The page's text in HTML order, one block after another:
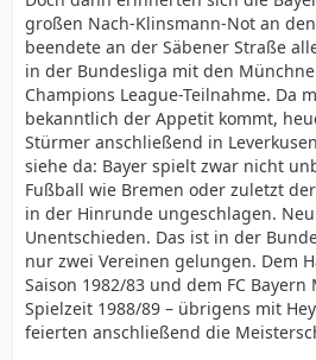
großen Nach-Klinsmann-Not an den
beendete an der Säbener Straße
in der Bundesliga mit den
Champions League-Teilnahme. Da
bekanntlich der Appetit kommt,
Stürmer anschließend in
siehe da: Bayer spielt zwar nicht
Fußball wie Bremen oder zuletzt
in der Hinrunde ungeschlagen.
Unentschieden. Das ist in der
nur zwei Vereinen gelungen. Dem
Saison 1982/83 und dem FC
Spielzeit 1988/89 – übrigens mit
feierten anschließend die